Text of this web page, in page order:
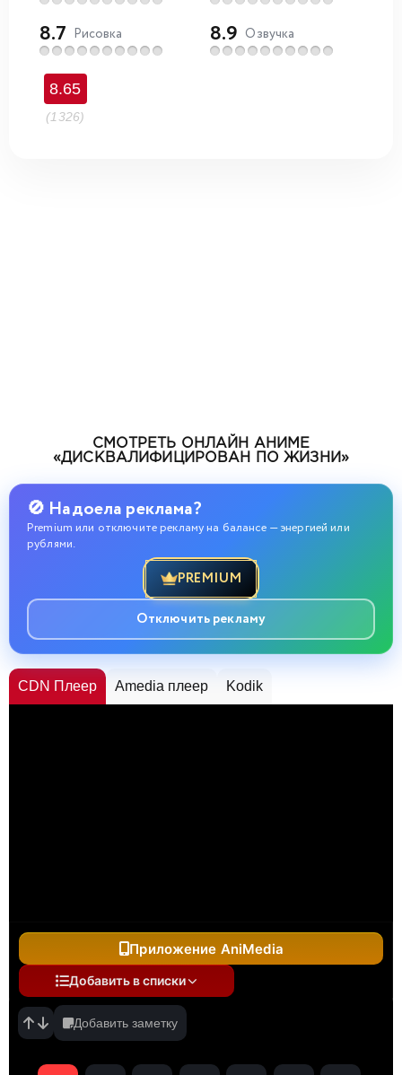
8.7 Рисовка 8.9 Озвучка
8.65
(1326)
СМОТРЕТЬ ОНЛАЙН АНИМЕ
«ДИСКВАЛИФИЦИРОВАН ПО ЖИЗНИ»
🚫 Надоела реклама?
Premium или отключите рекламу на балансе — энергией или
рублями.
PREMIUM
Отключить рекламу
CDN Плеер Amedia плеер Kodik
Приложение AniMedia
Добавить в списки
Добавить заметку